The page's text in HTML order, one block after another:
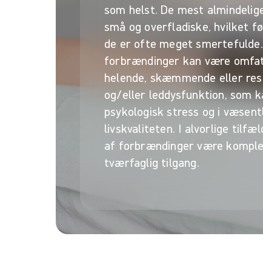
som helst. De mest
små og overfladiske, hvilket
de er ofte meget
forbrændinger kan være
helende, skæmmende eller
og/eller leddysfunktion, som
psykologisk stress og i
livskvaliteten. I alvorlige
af forbrændinger være
tværfaglig tilgang.